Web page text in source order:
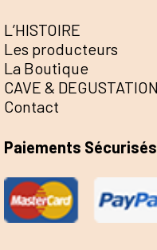
L’HISTOIRE
Les producteurs
La Boutique
CAVE &
Contact
Paiements Sécurisés